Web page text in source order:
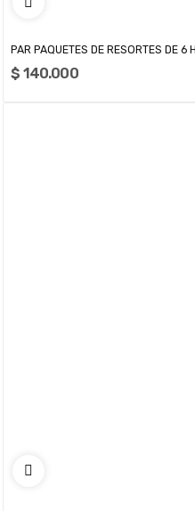
PAR PAQUETES DE RESORTES DE
$ 140.000